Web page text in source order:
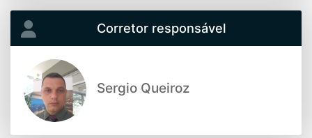
Corretor responsável
Sergio Queiroz